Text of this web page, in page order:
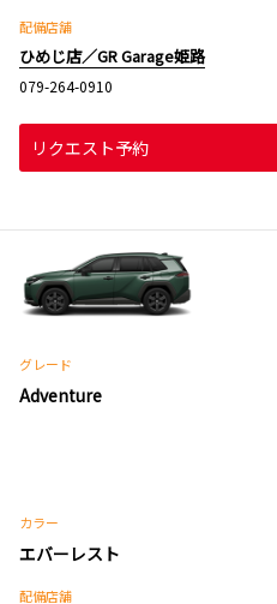
配備店舗
ひめじ店／GR Garage姫路
079-264-0910
リクエスト予約
グレード
Adventure
カラー
エバーレスト
配備店舗